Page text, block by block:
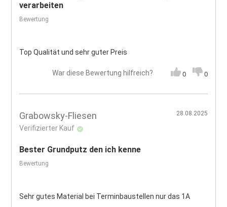
verarbeiten
Bewertung
Top Qualität und sehr guter Preis
War diese Bewertung hilfreich? 0 0
Grabowsky-Fliesen
Verifizierter Kauf
28.08.2025
Bester Grundputz den ich kenne
Bewertung
Sehr gutes Material bei Terminbaustellen nur das 1A